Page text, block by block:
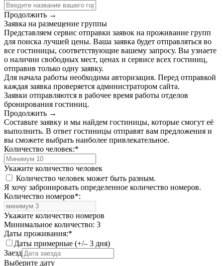
Продолжить →
Заявка на размещение группы
Представляем сервис отправки заявок на проживание групп
для поиска лучшей цены. Ваша заявка будет отправляться во
все гостиницы, соответствующие вашему запросу. Вы узнаете
о наличии свободных мест, ценах и сервисе всех гостиниц,
отправив только одну заявку.
Для начала работы необходима авторизация. Перед отправкой
каждая заявка проверяется администратором сайта.
Заявки отправляются в рабочее время работы отделов
бронирования гостиниц.
Продолжить →
Составьте заявку и мы найдем гостиницы, которые смогут её
выполнить. В ответ гостиницы отправят вам предложения и
вы сможете выбрать наиболее привлекательное.
Количество человек:*
Укажите количество человек
Количество человек может быть разным.
Я хочу забронировать определенное количество номеров.
Количество номеров*:
Укажите количество номеров
Минимальное количество: 3
Даты проживания:*
Даты примерные (+/– 3 дня)
Заезд
Выберите дату